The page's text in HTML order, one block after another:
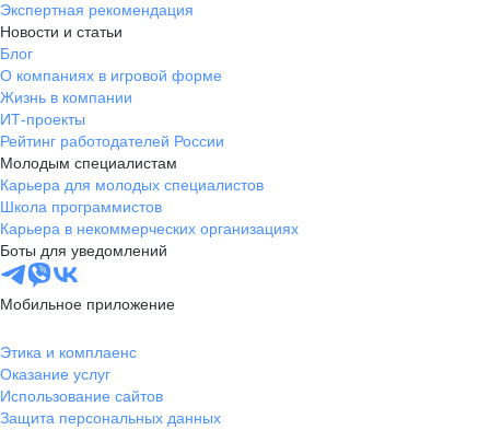
Экспертная рекомендация
Новости и статьи
Блог
О компаниях в игровой форме
Жизнь в компании
ИТ-проекты
Рейтинг работодателей России
Молодым специалистам
Карьера для молодых специалистов
Школа программистов
Карьера в некоммерческих организациях
Боты для уведомлений
Мобильное приложение
Этика и комплаенс
Оказание услуг
Использование сайтов
Защита персональных данных